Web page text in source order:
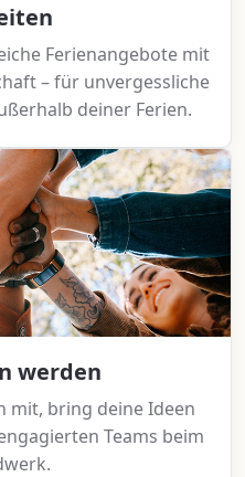
Ferienangebote mit
– für unvergessliche
deiner Ferien.
werden
mit, bring deine Ideen
Teams beim